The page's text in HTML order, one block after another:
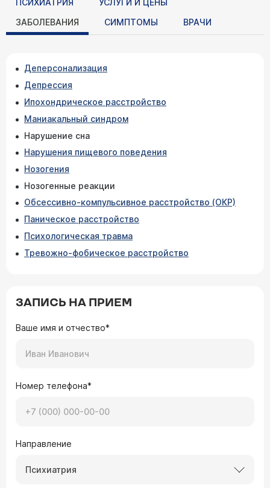
ПСИХИАТРИЯ
УСЛУГИ И ЦЕНЫ
ЗАБОЛЕВАНИЯ
СИМПТОМЫ ВРАЧИ
Деперсонализация
Депрессия
Ипохондрическое расстройство
Маниакальный синдром
Нарушение сна
Нарушения пищевого поведения
Нозогения
Нозогенные реакции
Обсессивно-компульсивное расстройство (ОКР)
Паническое расстройство
Психологическая травма
Тревожно-фобическое расстройство
ЗАПИСЬ НА ПРИЕМ
Ваше имя и отчество*
Номер телефона*
Направление
Психиатрия